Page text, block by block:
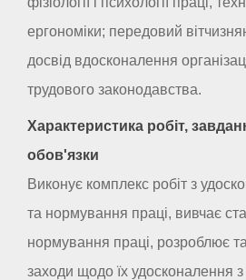
ергономіки; передовий
досвід вдосконалення
трудового законодавства.
Характеристика робіт,
обов'язки
Виконує комплекс робіт з
та нормування праці, вивчає
нормування праці, розроблює
заходи щодо їх удосконалення